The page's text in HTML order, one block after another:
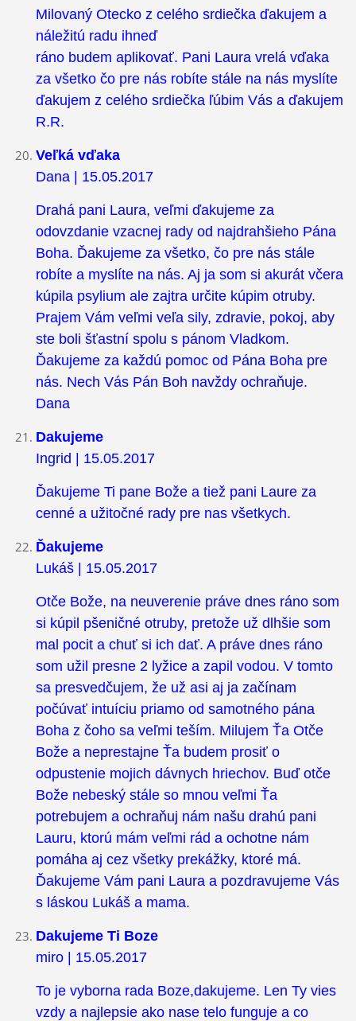
Milovaný Otecko z celého srdiečka ďakujem a
náležitú radu ihneď
ráno budem aplikovať. Pani Laura vrelá vďaka
za všetko čo pre nás robíte stále na nás myslíte
ďakujem z celého srdiečka ľúbim Vás a ďakujem
R.R.
Veľká vďaka
Dana | 15.05.2017
Drahá pani Laura, veľmi ďakujeme za
odovzdanie vzacnej rady od najdrahšieho Pána
Boha. Ďakujeme za všetko, čo pre nás stále
robíte a myslíte na nás. Aj ja som si akurát včera
kúpila psylium ale zajtra určite kúpim otruby.
Prajem Vám veľmi veľa sily, zdravie, pokoj, aby
ste boli šťastní spolu s pánom Vladkom.
Ďakujeme za každú pomoc od Pána Boha pre
nás. Nech Vás Pán Boh navždy ochraňuje.
Dana
Dakujeme
Ingrid | 15.05.2017
Ďakujeme Ti pane Bože a tiež pani Laure za
cenné a užitočné rady pre nas všetkych.
Ďakujeme
Lukáš | 15.05.2017
Otče Bože, na neuverenie práve dnes ráno som
si kúpil pšeničné otruby, pretože už dlhšie som
mal pocit a chuť si ich dať. A práve dnes ráno
som užil presne 2 lyžice a zapil vodou. V tomto
sa presvedčujem, že už asi aj ja začínam
počúvať intuíciu priamo od samotného pána
Boha z čoho sa veľmi teším. Milujem Ťa Otče
Bože a neprestajne Ťa budem prosiť o
odpustenie mojich dávnych hriechov. Buď otče
Bože nebeský stále so mnou veľmi Ťa
potrebujem a ochraňuj nám našu drahú pani
Lauru, ktorú mám veľmi rád a ochotne nám
pomáha aj cez všetky prekážky, ktoré má.
Ďakujeme Vám pani Laura a pozdravujeme Vás
s láskou Lukáš a mama.
Dakujeme Ti Boze
miro | 15.05.2017
To je vyborna rada Boze,dakujeme. Len Ty vies
vzdy a najlepsie ako nase telo funguje a co